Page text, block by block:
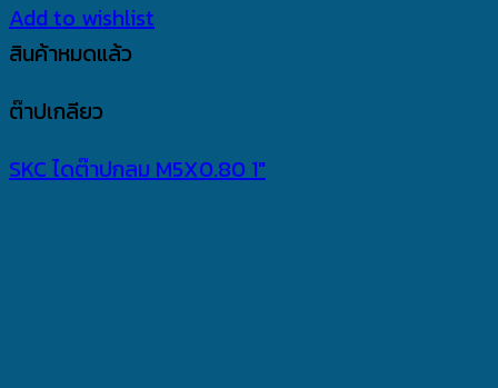
Add to wishlist
สินค้าหมดแล้ว
ต๊าปเกลียว
SKC ไดต๊าปกลม M5X0.80 1″